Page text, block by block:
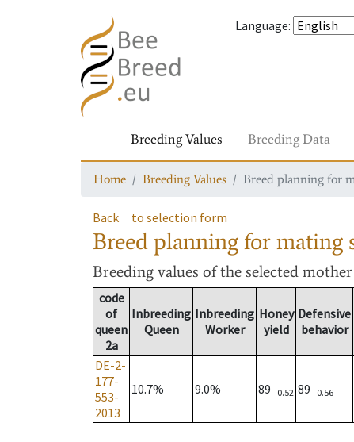
Language:
Breeding Values Breeding Data
Home Breeding Values Breed planning for
Back to selection form
Breed planning for mating
Breeding values of the selected
code
of
queen
2a
Inbreeding
Queen
Inbreeding
Worker
Honey
yield
Defensive
behavior
DE-2-
177-
553-
2013
10.7% 9.0% 89 0.52 89 0.56